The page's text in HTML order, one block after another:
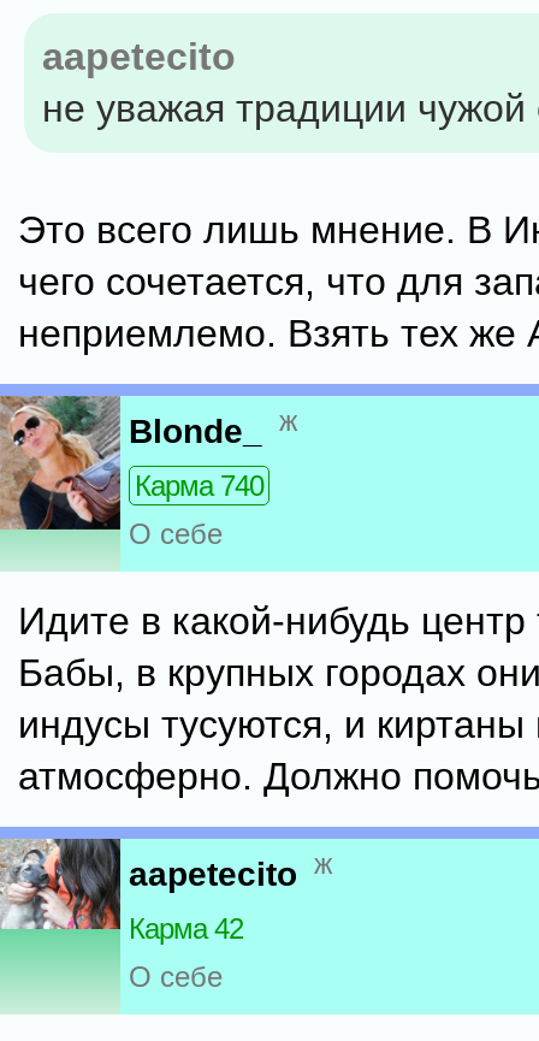
aapetecito
не уважая традиции чужой
Это всего лишь мнение. В
чего сочетается, что для
неприемлемо. Взять тех же
Blonde_ ж
Карма 740
О себе
Идите в какой-нибудь
Бабы, в крупных городах
индусы тусуются, и киртаны
атмосферно. Должно
aapetecito ж
Карма 42
О себе